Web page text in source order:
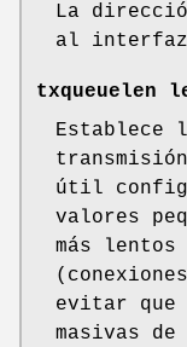
La
al
txqueuelen
Establece
útil
valores
más
evitar que
masivas